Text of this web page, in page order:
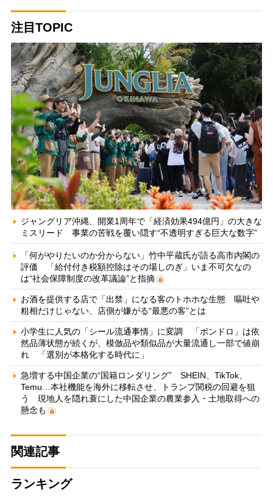
注目TOPIC
ジャングリア沖縄、開業1周年で「経済効果494億円」の大きな
ミスリード 事業の苦戦を覆い隠す“不透明すぎる巨大な数字”
「何がやりたいのか分からない」竹中平蔵氏が語る高市内閣の
評価 「給付付き税額控除はその場しのぎ」いま不可欠なの
は“社会保障制度の改革議論”と指摘
お酒を提供する店で「出禁」になる客のトホホな生態 嘔吐や
粗相だけじゃない、店側が嫌がる“最悪の客”とは
小学生に人気の「シール流通事情」に変調 「ボンドロ」は依
然品薄状態が続くが、模倣品や類似品が大量流通し一部で値崩
れ 「選別が本格化する時代に」
急増する中国企業の“国籍ロンダリング” SHEIN、TikTok、
Temu…本社機能を海外に移転させ、トランプ関税の回避を狙
う 現地人を隠れ蓑にした中国企業の農業参入・土地取得への
懸念も
関連記事
ランキング